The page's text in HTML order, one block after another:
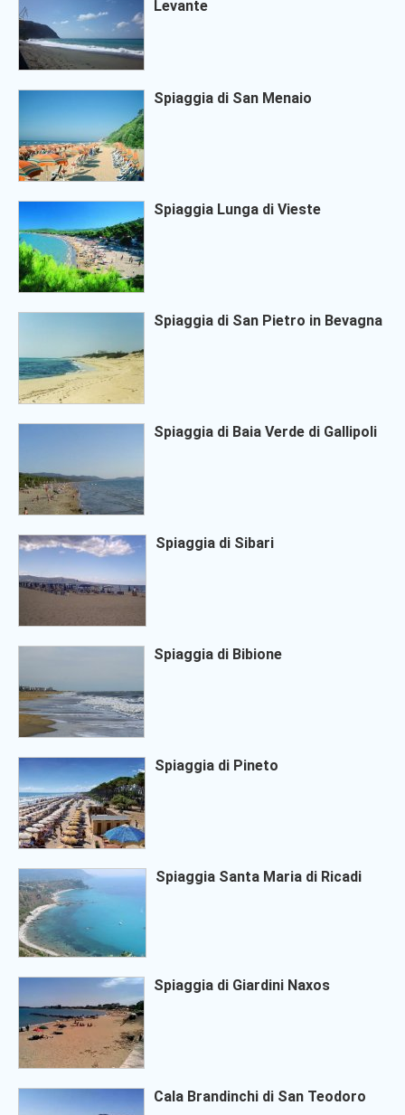
Levante
Spiaggia di San Menaio
Spiaggia Lunga di Vieste
Spiaggia di San Pietro in Bevagna
Spiaggia di Baia Verde di Gallipoli
Spiaggia di Sibari
Spiaggia di Bibione
Spiaggia di Pineto
Spiaggia Santa Maria di Ricadi
Spiaggia di Giardini Naxos
Cala Brandinchi di San Teodoro